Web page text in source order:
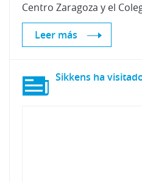
Centro Zaragoza y el
Leer más
Sikkens ha